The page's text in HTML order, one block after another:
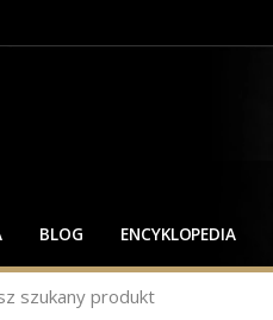
BLOG ENCYKLOPEDIA